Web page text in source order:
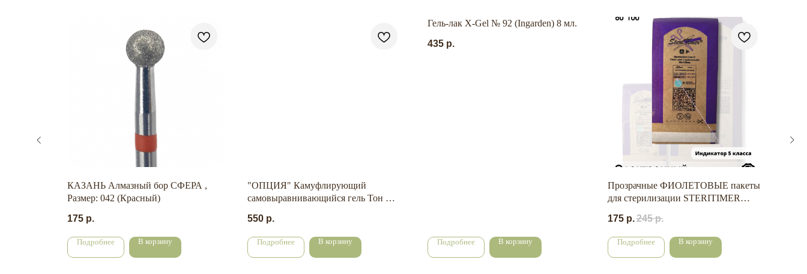
КАЗАНЬ Алмазный бор СФЕРА ,
Размер: 042 (Красный)
175 р.
Подробнее В корзину
"ОПЦИЯ" Камуфлирующий
самовыравнивающийся гель Тон №2
550 р.
Подробнее В корзину
Гель-лак X-Gel № 92 (Ingarden) 8 мл.
435 р.
Подробнее В корзину
Прозрачные ФИОЛЕТОВЫЕ пакеты
для стерилизации STERITIMER
175 р.245 р.
Подробнее В корзину